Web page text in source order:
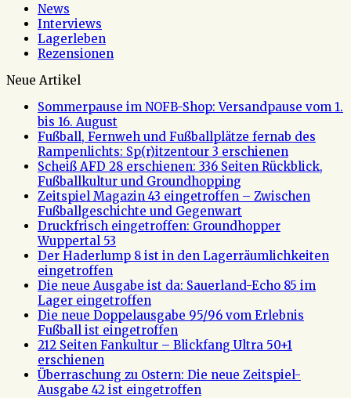
News
Interviews
Lagerleben
Rezensionen
Neue Artikel
Sommerpause im NOFB-Shop: Versandpause vom 1.
bis 16. August
Fußball, Fernweh und Fußballplätze fernab des
Rampenlichts: Sp(r)itzentour 3 erschienen
Scheiß AFD 28 erschienen: 336 Seiten Rückblick,
Fußballkultur und Groundhopping
Zeitspiel Magazin 43 eingetroffen – Zwischen
Fußballgeschichte und Gegenwart
Druckfrisch eingetroffen: Groundhopper
Wuppertal 53
Der Haderlump 8 ist in den Lagerräumlichkeiten
eingetroffen
Die neue Ausgabe ist da: Sauerland-Echo 85 im
Lager eingetroffen
Die neue Doppelausgabe 95/96 vom Erlebnis
Fußball ist eingetroffen
212 Seiten Fankultur – Blickfang Ultra 50+1
erschienen
Überraschung zu Ostern: Die neue Zeitspiel-
Ausgabe 42 ist eingetroffen